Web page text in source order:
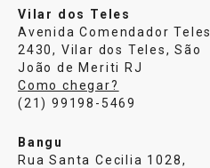
Vilar dos Teles
Avenida Comendador Teles
2430, Vilar dos Teles, São
João de Meriti RJ
Como chegar?
(21) 99198-5469
Bangu
Rua Santa Cecilia 1028,